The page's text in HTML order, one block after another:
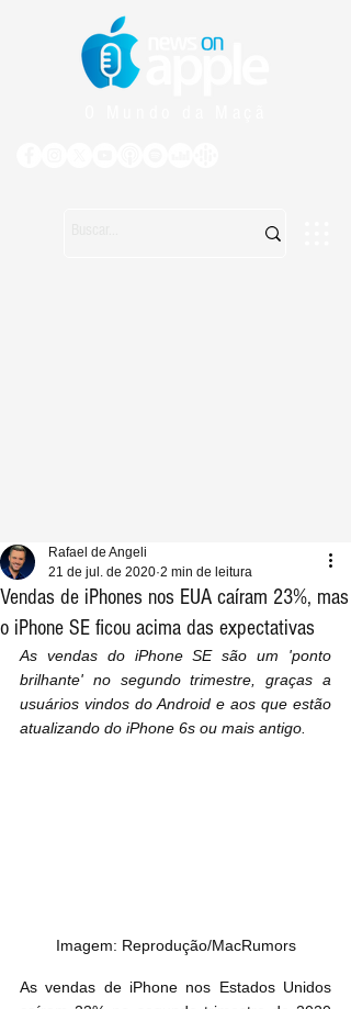
Vendas de iPhones nos EUA caíram 23%, mas
o iPhone SE ficou acima das expectativas
Rafael de Angeli
21 de jul. de 2020 2 min de leitura
As vendas do iPhone SE são um 'ponto
brilhante' no segundo trimestre, graças a
usuários vindos do Android e aos que estão
atualizando do iPhone 6s ou mais antigo.
Imagem: Reprodução/MacRumors
As vendas de iPhone nos Estados Unidos